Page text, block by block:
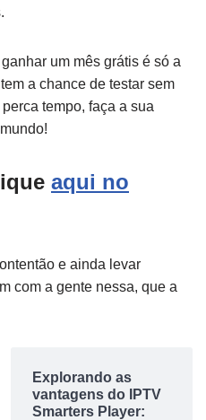
um mês grátis é só a
a chance de testar sem
tempo, faça a sua
aqui no
e ainda levar
com a gente nessa, que a
Explorando as
vantagens do IPTV
Smarters Player: